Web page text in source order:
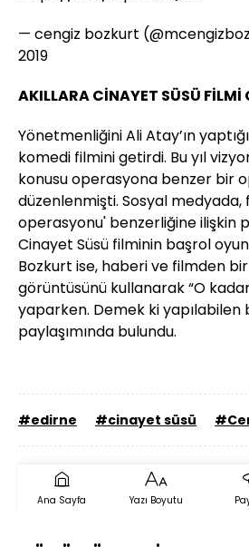
— cengiz bozkurt
2019
AKILLARA CİNAYET SÜSÜ FİLMİ
Yönetmenliğini Ali Atay’ın
komedi filmini getirdi. Bu yıl
konusu operasyona benzer bir
düzenlenmişti. Sosyal
operasyonu' benzerliğine ilişkin
Cinayet Süsü filminin başrol
Bozkurt ise, haberi ve filmden
görüntüsünü kullanarak “O
yaparken. Demek ki yapılabilen
paylaşımında bulundu.
#edirne #cinayet süsü
Ana Sayfa Yazı Boyutu